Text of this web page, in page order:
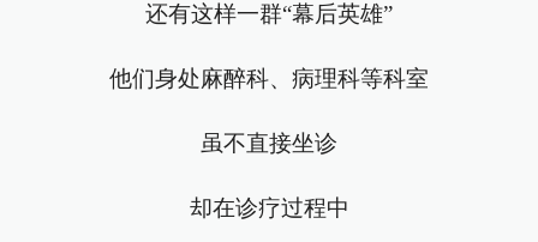
还有这样一群“幕后英雄”
他们身处麻醉科、病理科等科室
虽不直接坐诊
却在诊疗过程中